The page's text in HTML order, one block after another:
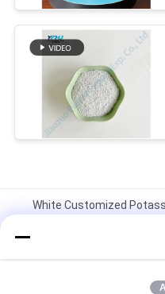
White Customized
ساخته شده از کرایولیت سدیم